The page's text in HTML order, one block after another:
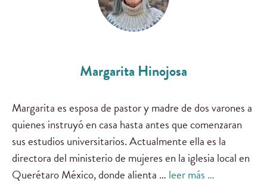
Margarita Hinojosa
Margarita es esposa de pastor y madre de dos varones a
quienes instruyó en casa hasta antes que comenzaran
sus estudios universitarios. Actualmente ella es la
directora del ministerio de mujeres en la iglesia local en
Querétaro México, donde alienta … leer más …